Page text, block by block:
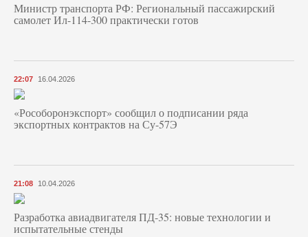
Министр транспорта РФ: Региональный пассажирский
самолет Ил-114-300 практически готов
22:07 16.04.2026
«Рособоронэкспорт» сообщил о подписании ряда
экспортных контрактов на Су-57Э
21:08 10.04.2026
Разработка авиадвигателя ПД-35: новые технологии и
испытательные стенды